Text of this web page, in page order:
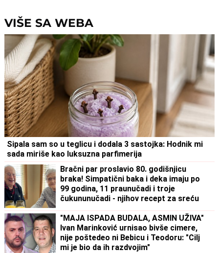
VIŠE SA WEBA
Sipala sam so u teglicu i dodala 3 sastojka: Hodnik mi
sada miriše kao luksuzna parfimerija
Bračni par proslavio 80. godišnjicu
braka! Simpatični baka i deka imaju po
99 godina, 11 praunučadi i troje
čukununučadi - njihov recept za sreću
staje u samo dve rečenice!
"MAJA ISPADA BUDALA, ASMIN UŽIVA"
Ivan Marinković urnisao bivše cimere,
nije poštedeo ni Bebicu i Teodoru: "Cilj
mi je bio da ih razdvojim"